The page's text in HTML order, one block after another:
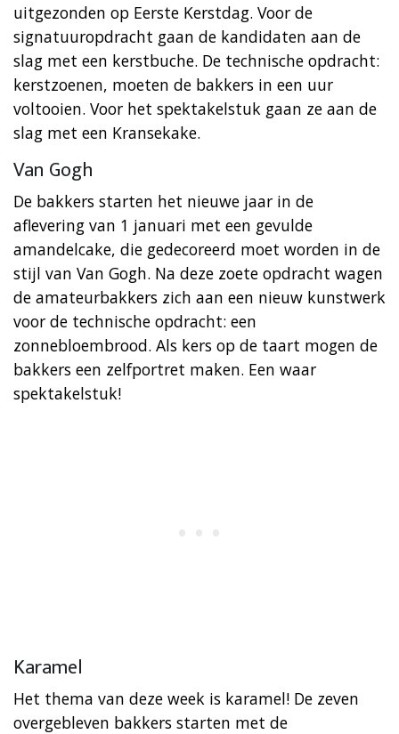
uitgezonden op Eerste Kerstdag. Voor de
signatuuropdracht gaan de kandidaten aan de
slag met een kerstbuche. De technische opdracht:
kerstzoenen, moeten de bakkers in een uur
voltooien. Voor het spektakelstuk gaan ze aan de
slag met een Kransekake.
Van Gogh
De bakkers starten het nieuwe jaar in de
aflevering van 1 januari met een gevulde
amandelcake, die gedecoreerd moet worden in de
stijl van Van Gogh. Na deze zoete opdracht wagen
de amateurbakkers zich aan een nieuw kunstwerk
voor de technische opdracht: een
zonnebloembrood. Als kers op de taart mogen de
bakkers een zelfportret maken. Een waar
spektakelstuk!
Karamel
Het thema van deze week is karamel! De zeven
overgebleven bakkers starten met de